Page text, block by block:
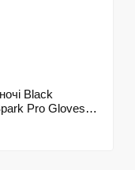
Black
Pro Gloves